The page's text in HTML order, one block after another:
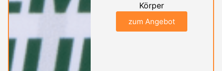
Körper
zum Angebot